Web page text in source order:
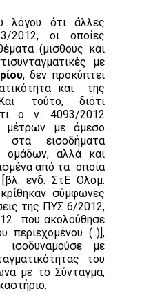
λόγου ότι άλλες
2012, οι οποίες
(μισθούς και
με
, δεν προκύπτει
και της
τούτο, διότι
ο ν. 4093/2012
μέτρων με άμεσο
στα εισοδήματα
ομάδων, αλλά και
από τα οποία
[βλ. ενδ. ΣτΕ Ολομ.
σύμφωνες
της ΠΥΣ 6/2012,
που ακολούθησε
περιεχομένου (..)],
με
του
με το Σύνταγμα,